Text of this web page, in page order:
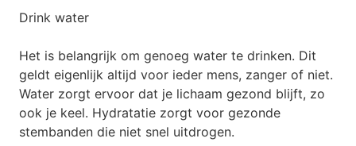
Drink water
Het is belangrijk om genoeg water te drinken. Dit
geldt eigenlijk altijd voor ieder mens, zanger of niet.
Water zorgt ervoor dat je lichaam gezond blijft, zo
ook je keel. Hydratatie zorgt voor gezonde
stembanden die niet snel uitdrogen.